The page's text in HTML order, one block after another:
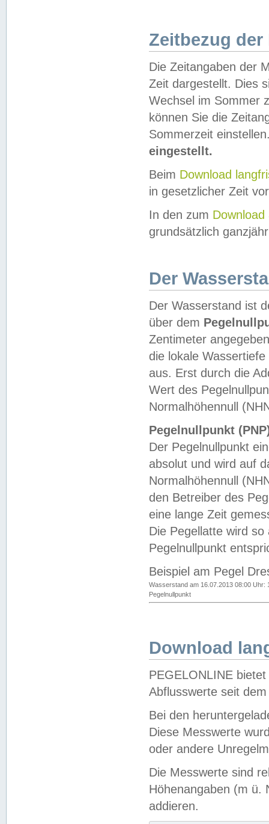
Zeitbezug der
Die Zeitangaben der
Zeit dargestellt. Dies
Wechsel im Sommer
können Sie die
Sommerzeit
eingestellt.
Beim Download
in gesetzlicher Zeit
In den zum Download
grundsätzlich
Der
Der Wasserstand ist
über dem
Zentimeter
die lokale
aus. Erst durch die
Wert des
Normalhöhennull
Pegelnullpunkt
Der Pegelnullpunkt
absolut und wird auf
Normalhöhennull
den Betreiber des
eine lange Zeit
Die Pegellatte wird
Pegelnullpunkt
Beispiel am Pegel
Wasserstand am 16.07.2013 08:00 Uhr:
Pegelnullpunkt
Download
PEGELONLINE
Abflusswerte seit
Bei den
Diese Messwerte
oder andere
Die Messwerte sind
Höhenangaben (m ü.
addieren.